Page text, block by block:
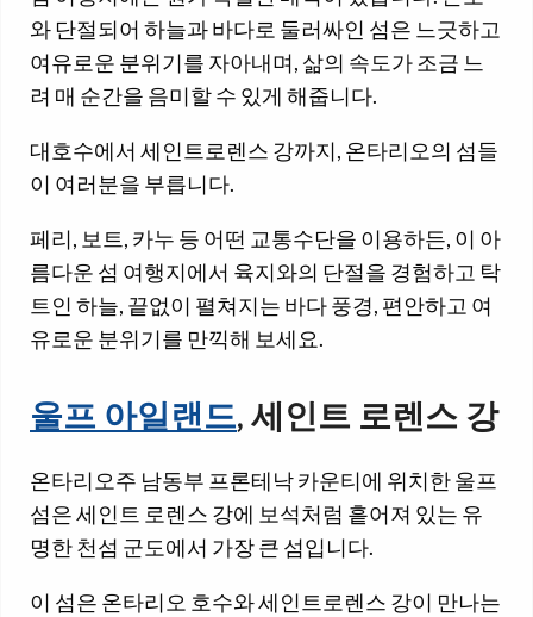
와 단절되어 하늘과 바다로 둘러싸인 섬은 느긋하고
여유로운 분위기를 자아내며, 삶의 속도가 조금 느
려 매 순간을 음미할 수 있게 해줍니다.
대호수에서 세인트로렌스 강까지, 온타리오의 섬들
이 여러분을 부릅니다.
페리, 보트, 카누 등 어떤 교통수단을 이용하든, 이 아
름다운 섬 여행지에서 육지와의 단절을 경험하고 탁
트인 하늘, 끝없이 펼쳐지는 바다 풍경, 편안하고 여
유로운 분위기를 만끽해 보세요.
울프 아일랜드, 세인트 로렌스 강
온타리오주 남동부 프론테낙 카운티에 위치한 울프
섬은 세인트 로렌스 강에 보석처럼 흩어져 있는 유
명한 천섬 군도에서 가장 큰 섬입니다.
이 섬은 온타리오 호수와 세인트로렌스 강이 만나는